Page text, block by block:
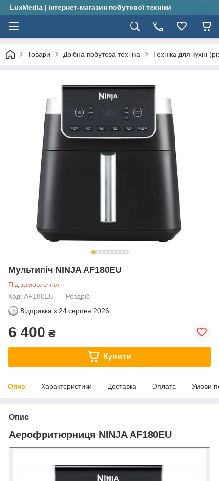
LuxMedia | інтернет-магазин побутової техніки
Товари Дрібна побутова техніка Техніка для кухні
Мультипіч NINJA AF180EU
Під замовлення
Код: AF180EU
Роздріб
Відправка з 24 серпня 2026
6 400 ₴
Купити
Опис Характеристики Доставка Оплата Умови
Опис
Аерофритюрниця NINJA AF180EU